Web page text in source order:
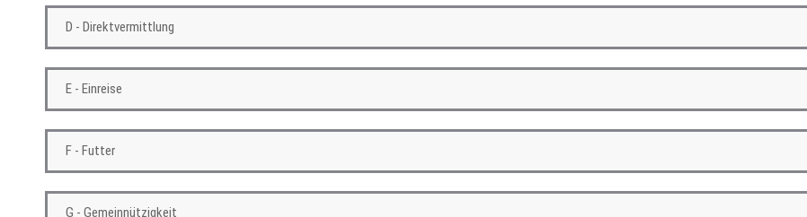
D - Direktvermittlung
E - Einreise
F - Futter
G - Gemeinnützigkeit